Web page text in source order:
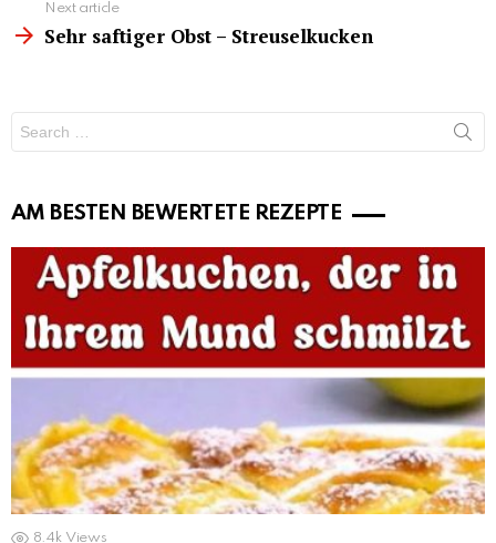
Next article
Sehr saftiger Obst – Streuselkucken
for:
AM BESTEN BEWERTETE REZEPTE
8.4k Views